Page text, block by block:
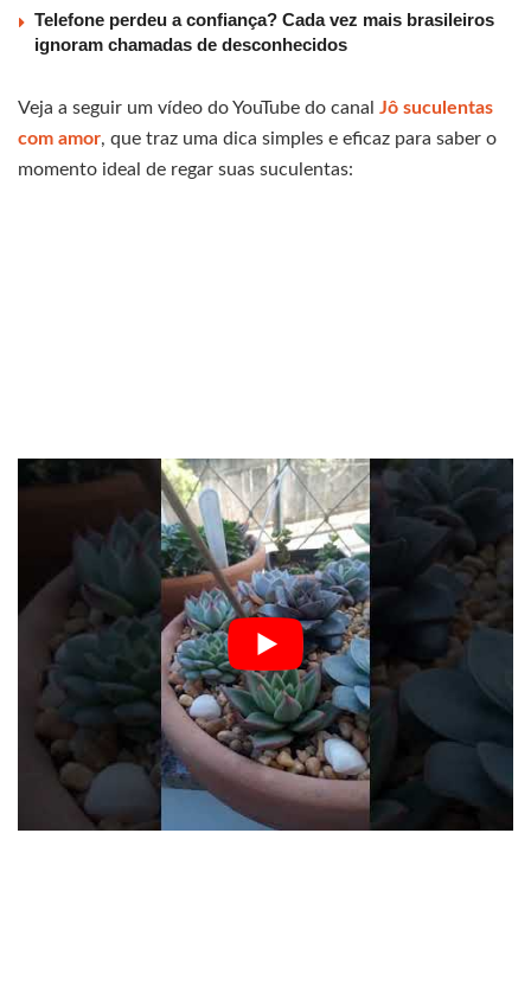
Telefone perdeu a confiança? Cada vez mais brasileiros
ignoram chamadas de desconhecidos
Veja a seguir um vídeo do YouTube do canal Jô suculentas
com amor, que traz uma dica simples e eficaz para saber o
momento ideal de regar suas suculentas: